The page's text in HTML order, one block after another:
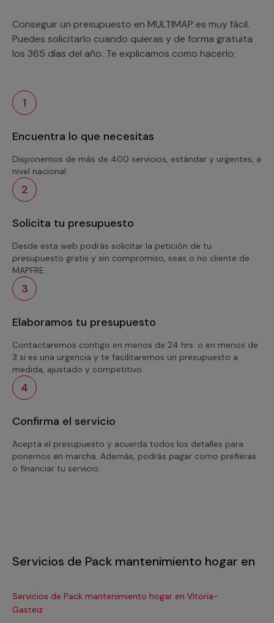
Conseguir un presupuesto en MULTIMAP es muy fácil.
Puedes solicitarlo cuando quieras y de forma gratuita
los 365 días del año. Te explicamos como hacerlo:
1
Encuentra lo que necesitas
Disponemos de más de 400 servicios, estándar y urgentes, a
nivel nacional.
2
Solicita tu presupuesto
Desde esta web podrás solicitar la petición de tu
presupuesto gratis y sin compromiso, seas o no cliente de
MAPFRE.
3
Elaboramos tu presupuesto
Contactaremos contigo en menos de 24 hrs. o en menos de
3 si es una urgencia y te facilitaremos un presupuesto a
medida, ajustado y competitivo.
4
Confirma el servicio
Acepta el presupuesto y acuerda todos los detalles para
ponernos en marcha. Además, podrás pagar como prefieras
o financiar tu servicio.
Servicios de Pack mantenimiento hogar en
Servicios de Pack mantenimiento hogar en Vitoria-
Gasteiz